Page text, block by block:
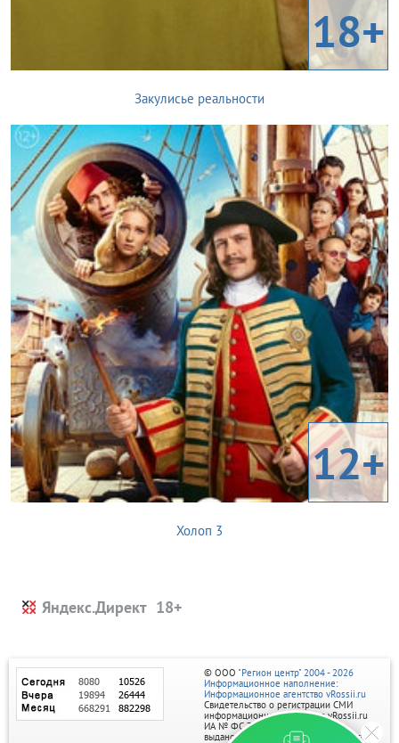
18+
Закулисье реальности
12+
Холоп 3
Яндекс.Директ
© ООО "Регион центр" 2004 - 2026
Информационное наполнение:
Информационное агентство vRossii.ru
Свидетельство о регистрации СМИ
информационного агентства vRossii.ru
ИА № ФС 77‑35502
выдано РОСКОМНАДЗОРом 04 марта